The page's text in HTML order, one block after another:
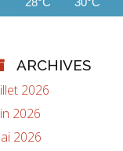
ARCHIVES
2026
2026
2026